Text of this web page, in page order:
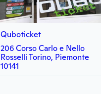
Quboticket
206 Corso Carlo e Nello
Rosselli Torino, Piemonte
10141